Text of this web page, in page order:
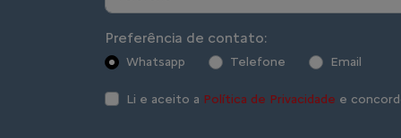
Preferência de contato:
Whatsapp Telefone Email
Li e aceito a Política de Privacidade e